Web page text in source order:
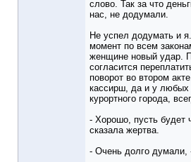
слово. Так за что
нас, не додумали.
Не успел додумать и
момент по всем
женщине новый удар.
согласится
поворот во втором
кассирш, да и у любых
курортного города,
- Хорошо, пусть будет
сказала жертва.
- Очень долго думали,